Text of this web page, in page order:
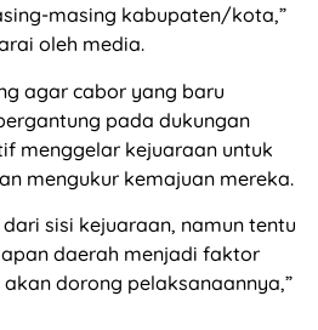
masing kabupaten/kota,”
oleh media.
agar cabor yang baru
pada dukungan
menggelar kejuaraan untuk
mengukur kemajuan mereka.
sisi kejuaraan, namun tentu
daerah menjadi faktor
dorong pelaksanaannya,”